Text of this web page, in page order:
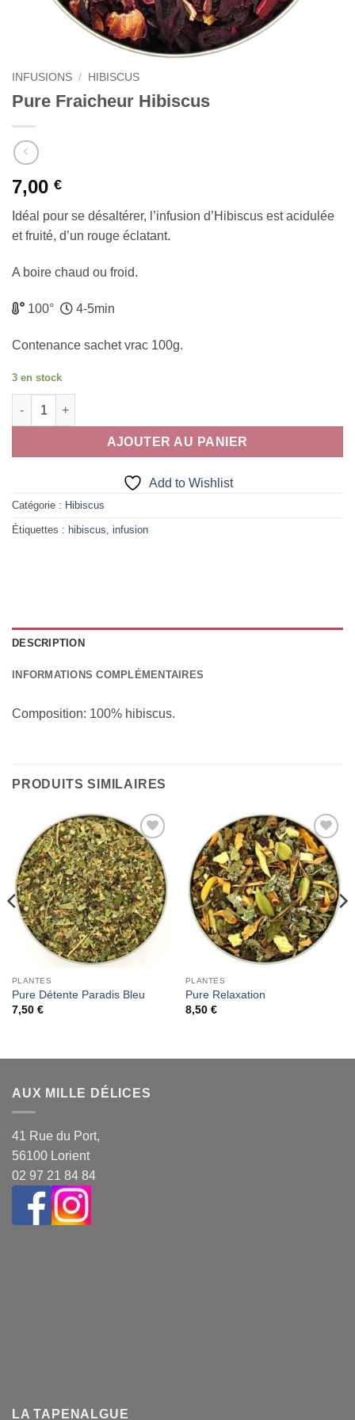
INFUSIONS / HIBISCUS
Pure Fraicheur Hibiscus
7,00 €
Idéal pour se désaltérer, l’infusion d’Hibiscus est acidulée
et fruité, d’un rouge éclatant.
A boire chaud ou froid.
100° 4-5min
Contenance sachet vrac 100g.
3 en stock
quantité de Pure Fraicheur Hibiscus
AJOUTER AU PANIER
Add to Wishlist
Catégorie : Hibiscus
Étiquettes : hibiscus, infusion
DESCRIPTION
INFORMATIONS COMPLÉMENTAIRES
Composition: 100% hibiscus.
PRODUITS SIMILAIRES
Add to
Wishlist
PLANTES
Pure Détente Paradis Bleu
7,50 €
Add to
Wishlist
PLANTES
Pure Relaxation
8,50 €
AUX MILLE DÉLICES
41 Rue du Port,
56100 Lorient
02 97 21 84 84
LA TAPENALGUE